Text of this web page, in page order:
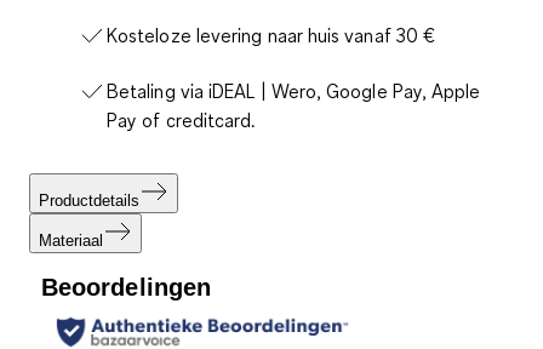
Kosteloze levering naar huis vanaf 30 €
Betaling via iDEAL | Wero, Google Pay, Apple
Pay of creditcard.
Productdetails
Materiaal
Beoordelingen